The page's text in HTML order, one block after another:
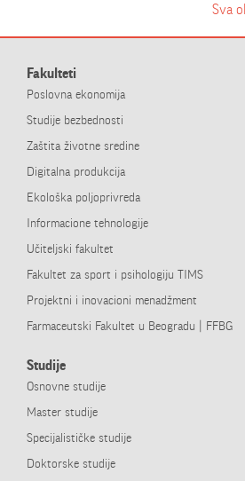
Sva
Fakulteti
Poslovna ekonomija
Studije bezbednosti
Zaštita životne sredine
Digitalna produkcija
Ekološka poljoprivreda
Informacione tehnologije
Učiteljski fakultet
Fakultet za sport i psihologiju TIMS
Projektni i inovacioni menadžment
Farmaceutski Fakultet u Beogradu | FFBG
Studije
Osnovne studije
Master studije
Specijalističke studije
Doktorske studije